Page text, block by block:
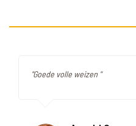
"Goede volle weizen "